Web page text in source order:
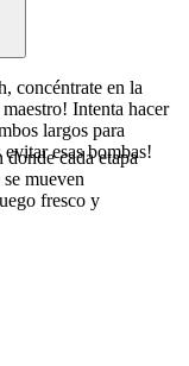
concéntrate en la
Intenta hacer
largos para
esas bombas!
donde cada etapa
mueven
fresco y